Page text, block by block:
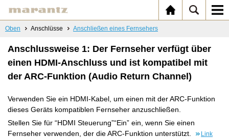
Oben Anschlüsse Anschließen eines Fernsehers
Anschlussweise 1: Der Fernseher verfügt über
einen HDMI-Anschluss und ist kompatibel mit
der ARC-Funktion (Audio Return Channel)
Verwenden Sie ein HDMI-Kabel, um einen mit der ARC-Funktion
dieses Geräts kompatiblen Fernseher anzuschließen.
Stellen Sie für “HDMI Steuerung”“Ein” ein, wenn Sie einen
Fernseher verwenden, der die ARC-Funktion unterstützt.
Link